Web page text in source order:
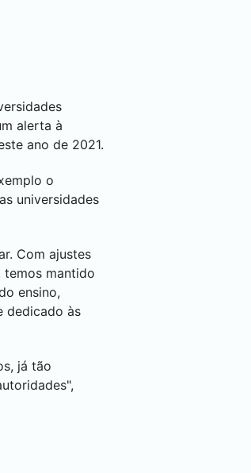
alerta à
ano de 2021.
o
universidades
Com ajustes
temos mantido
ensino,
dedicado às
já tão